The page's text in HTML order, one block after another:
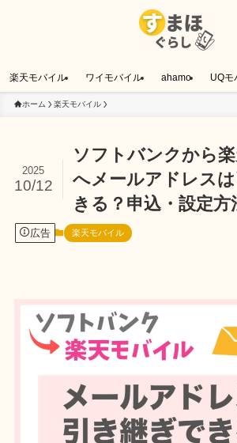
楽天モバイル ワイモバイル ahamo UQモ
ホーム 楽天モバイル
ソフトバンクから
へメールアドレス
きる？申込・設定方
2025
10/12
広告 楽天モバイル